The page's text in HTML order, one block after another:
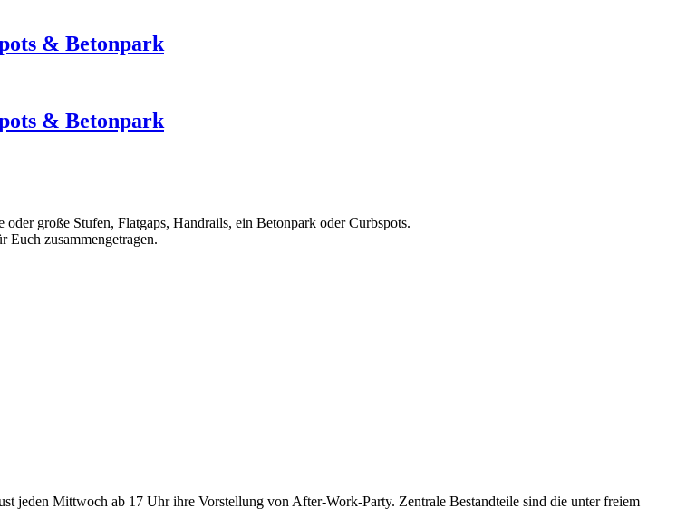
& Betonpark
& Betonpark
große Stufen, Flatgaps, Handrails, ein Betonpark oder Curbspots.
Euch zusammengetragen.
jeden Mittwoch ab 17 Uhr ihre Vorstellung von After-Work-Party. Zentrale Bestandteile sind die unter freiem